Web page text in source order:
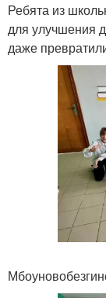
Ребята из
для улучшения
даже